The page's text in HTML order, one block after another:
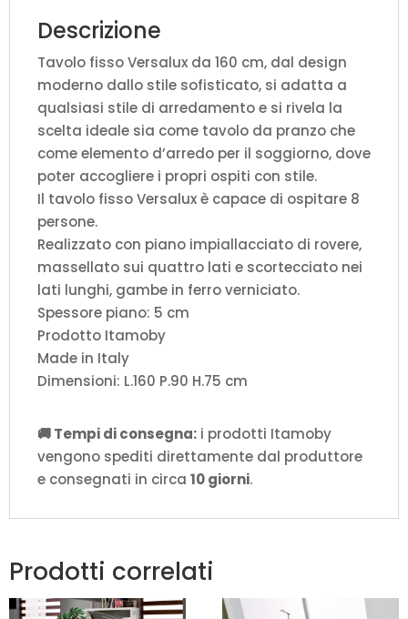
Descrizione
Tavolo fisso Versalux da 160 cm, dal design
moderno dallo stile sofisticato, si adatta a
qualsiasi stile di arredamento e si rivela la
scelta ideale sia come tavolo da pranzo che
come elemento d’arredo per il soggiorno, dove
poter accogliere i propri ospiti con stile.
Il tavolo fisso Versalux è capace di ospitare 8
persone.
Realizzato con piano impiallacciato di rovere,
massellato sui quattro lati e scortecciato nei
lati lunghi, gambe in ferro verniciato.
Spessore piano: 5 cm
Prodotto Itamoby
Made in Italy
Dimensioni: L.160 P.90 H.75 cm
🚚 Tempi di consegna: i prodotti Itamoby
vengono spediti direttamente dal produttore
e consegnati in circa 10 giorni.
Prodotti correlati